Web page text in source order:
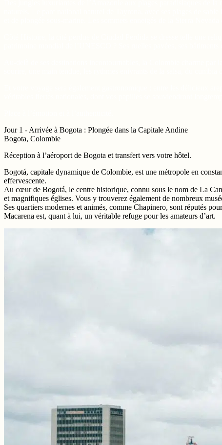
Jour 1 - Arrivée à Bogota : Plongée dans la Capitale Andine
Bogota, Colombie
Réception à l’aéroport de Bogota et transfert vers votre hôtel.
Bogotá, capitale dynamique de Colombie, est une métropole en
effervescente.
Au cœur de Bogotá, le centre historique, connu sous le nom de La
et magnifiques églises. Vous y trouverez également de nombreux
Ses quartiers modernes et animés, comme Chapinero, sont réputés
Macarena est, quant à lui, un véritable refuge pour les amateurs d’art.